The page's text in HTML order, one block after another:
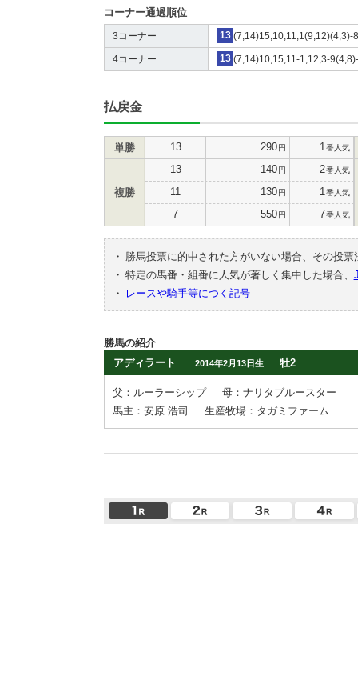
コーナー通過順位
3コーナー 13 (7,14)15,10,11,1(9,12)(4,3)-
4コーナー 13 (7,14)10,15,11-1,12,3-
払戻金
単勝 13 290円 1 番人気
複勝
13 140円 2番人気
11 130円 1 番人気
7 550円 7番人気
・
勝馬投票に的中された方がいない場合、その投
・ 特定の馬番・組番に人気が著しく集中した場合、
・
レースや騎手等につく記号
勝馬の紹介
アディラート
2014年2月13日生 牡2
父：ルーラーシップ
母：ナリタブルースター
馬主：安原 浩司
生産牧場：タガミファーム